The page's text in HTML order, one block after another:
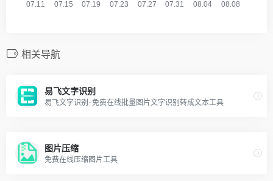
相关导航
易飞文字识别
易飞文字识别-免费在线批量图片文字识别转成文本工具
图片压缩
免费在线压缩图片工具